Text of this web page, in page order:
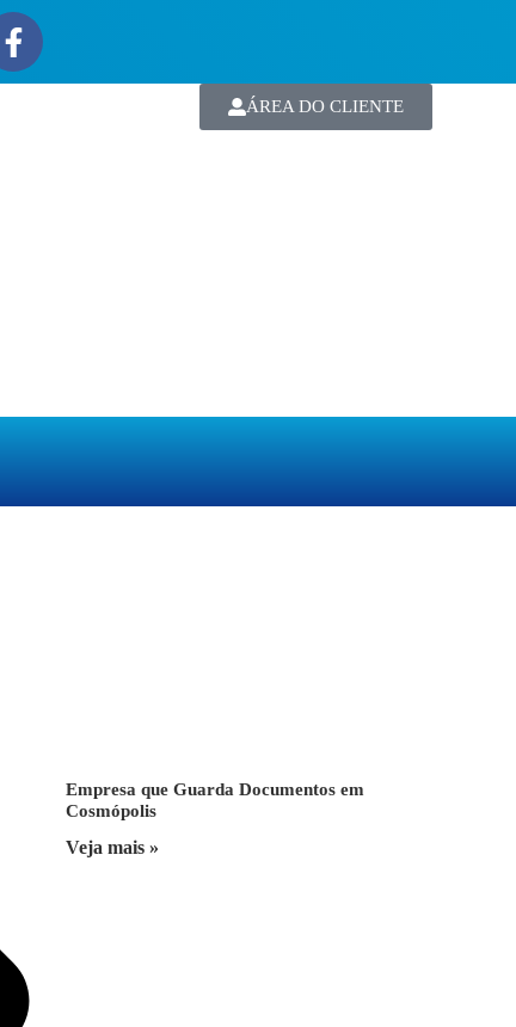
ÁREA DO CLIENTE
Empresa que Guarda Documentos em
Cosmópolis
Veja mais »